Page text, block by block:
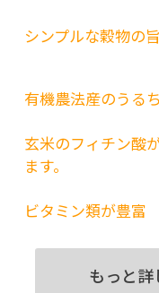
シンプルな穀物の
有機農法産のうる
玄米のフィチン酸
ます。
ビタミン類が豊富
もっと詳